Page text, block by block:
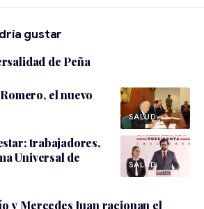
gustar
de Peña
SALUD
el nuevo
SALUD
trabajadores,
Universal de
y Mercedes Juan racionan el